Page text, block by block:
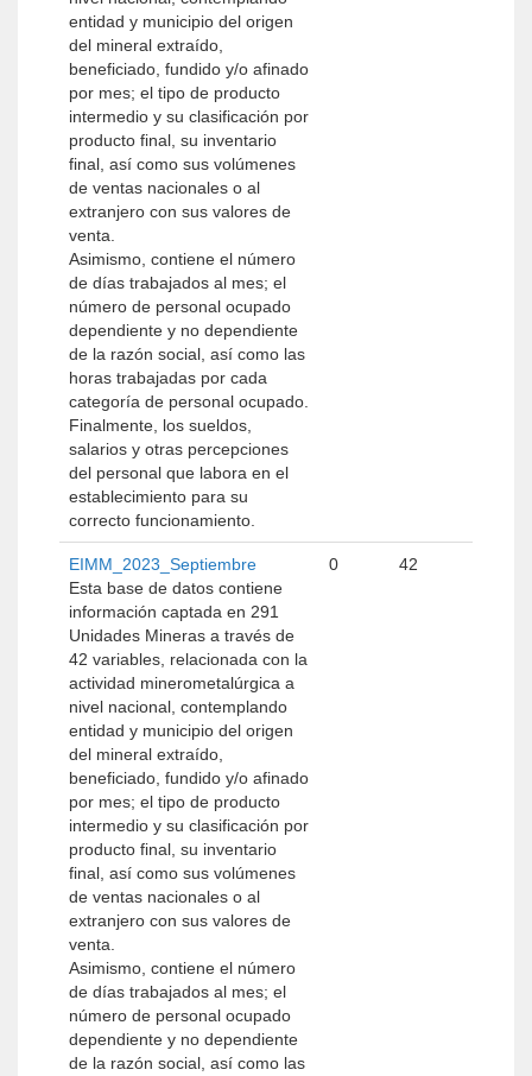
entidad y municipio del origen
del mineral extraído,
beneficiado, fundido y/o afinado
por mes; el tipo de producto
intermedio y su clasificación por
producto final, su inventario
final, así como sus volúmenes
de ventas nacionales o al
extranjero con sus valores de
venta.
Asimismo, contiene el número
de días trabajados al mes; el
número de personal ocupado
dependiente y no dependiente
de la razón social, así como las
horas trabajadas por cada
categoría de personal ocupado.
Finalmente, los sueldos,
salarios y otras percepciones
del personal que labora en el
establecimiento para su
correcto funcionamiento.
EIMM_2023_Septiembre
Esta base de datos contiene
información captada en 291
Unidades Mineras a través de
42 variables, relacionada con la
actividad minerometalúrgica a
nivel nacional, contemplando
entidad y municipio del origen
del mineral extraído,
beneficiado, fundido y/o afinado
por mes; el tipo de producto
intermedio y su clasificación por
producto final, su inventario
final, así como sus volúmenes
de ventas nacionales o al
extranjero con sus valores de
venta.
Asimismo, contiene el número
de días trabajados al mes; el
número de personal ocupado
dependiente y no dependiente
de la razón social, así como las
0 42